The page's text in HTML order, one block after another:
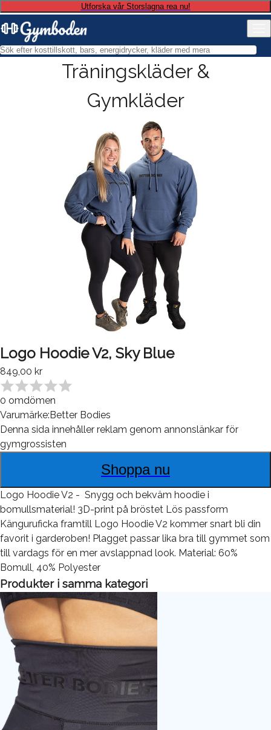
Utforska vår Storslagna rea nu!
Träningskläder &
Gymkläder
Logo Hoodie V2, Sky Blue
849,00 kr
0 omdömen
Varumärke:Better Bodies
Denna sida innehåller reklam genom annonslänkar för
gymgrossisten
Shoppa nu
Logo Hoodie V2 - Snygg och bekväm hoodie i
bomullsmaterial! 3D-print på bröstet Lös passform
Känguruficka framtill Logo Hoodie V2 kommer snart bli din
favorit i garderoben! Plagget passar lika bra till gymmet som
till vardags för en mer avslappnad look. Material: 60%
Bomull, 40% Polyester
Produkter i samma kategori